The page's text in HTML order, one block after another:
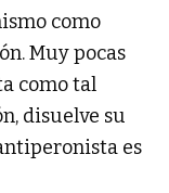
como
Muy pocas
como tal
disuelve su
es